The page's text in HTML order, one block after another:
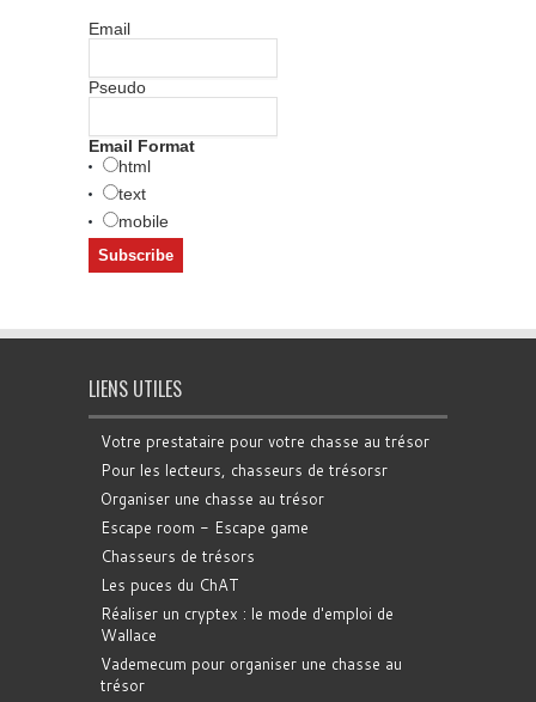
Email
Pseudo
Email Format
html
text
mobile
LIENS UTILES
Votre prestataire pour votre chasse au trésor
Pour les lecteurs, chasseurs de trésorsr
Organiser une chasse au trésor
Escape room - Escape game
Chasseurs de trésors
Les puces du ChAT
Réaliser un cryptex : le mode d'emploi de
Wallace
Vademecum pour organiser une chasse au
trésor